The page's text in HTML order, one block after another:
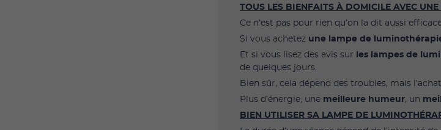
TOUS LES BIENFAITS À DOMICILE AVEC
Ce n’est pas pour rien qu’on la dit aussi
Si vous achetez une lampe de
Et si vous lisez des avis sur
les lampes de
de quelques jours.
Bien sûr, cela dépend des troubles, mais
Plus d’énergie, une meilleure humeur, un
BIEN UTILISER SA LAMPE DE